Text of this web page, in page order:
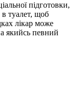
підготовки,
в туалет, щоб
лікар може
якийсь певний